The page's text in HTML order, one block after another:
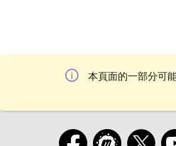
本頁面的一部分可